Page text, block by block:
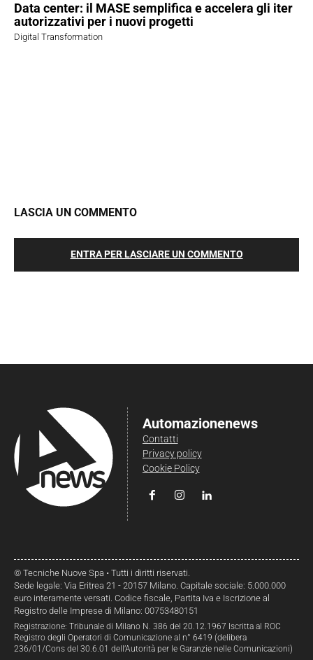
Data center: il MASE semplifica e accelera gli iter
autorizzativi per i nuovi progetti
Digital Transformation
LASCIA UN COMMENTO
ENTRA PER LASCIARE UN COMMENTO
Automazionenews
Contatti
Privacy policy
Cookie Policy
© Tecniche Nuove Spa • Tutti i diritti riservati.
Sede legale: Via Eritrea 21 - 20157 Milano. Capitale sociale: 5.000.000
euro interamente versati. Codice fiscale, Partita Iva e Iscrizione al
Registro delle Imprese di Milano: 00753480151
Registrazione: Tribunale di Milano N. 386 del 20.12.1967 Iscritta al ROC
Registro degli Operatori di Comunicazione al n° 6419 (delibera
236/01/Cons del 30.6.01 dell’Autorità per le Garanzie nelle Comunicazioni)